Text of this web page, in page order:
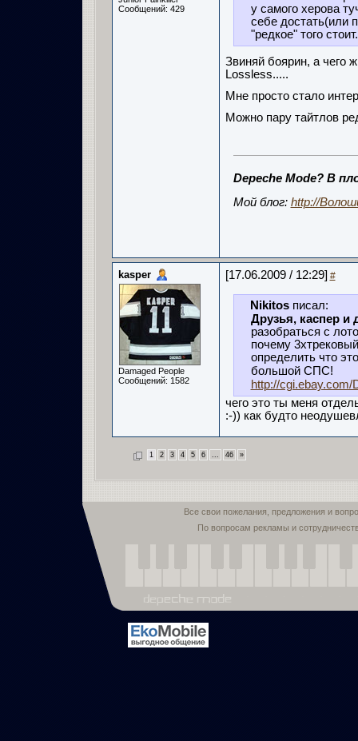
Сообщений: 429
у самого херова
себе достать(или
"редкое" того
Звиняй боярин, а чего
Lossless.....
Мне просто стало
Можно пару тайтлов
Depeche Mode? В
Мой блог: http://
kasper
Damaged People
Сообщений: 1582
[17.06.2009 / 12:29] #
Nikitosписал:
Друзья, каспер и
разобраться с
почему
определить что
большой СПС!
http://
чего это ты меня
:-)) как будто
1 2 3 4 5 6 ... 46 »
Все свои пожелания, предложения и
По вопросам рекламы и